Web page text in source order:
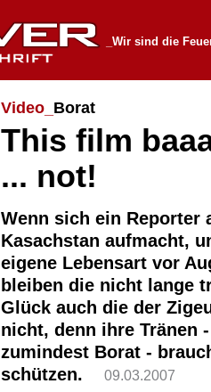
_Wir sind die
Video_ Borat
This film
... not!
Wenn sich ein Reporter
Kasachstan aufmacht,
eigene Lebensart vor
bleiben die nicht lange
Glück auch die der
nicht, denn ihre Tränen
zumindest Borat -
schützen.
09.03.2007